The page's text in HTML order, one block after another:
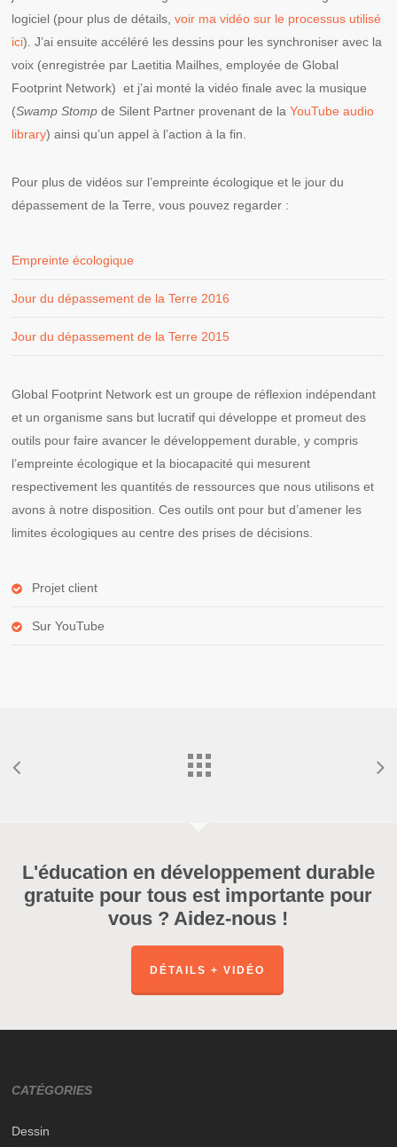
logiciel (pour plus de détails,voir ma vidéo sur le processus utilisé
ici). J’ai ensuite accéléré les dessins pour les synchroniser avec la
voix (enregistrée par Laetitia Mailhes, employée de Global
Footprint Network) et j’ai monté la vidéo finale avec la musique
(Swamp Stomp de Silent Partner provenant de laYouTube audio
library) ainsi qu’un appel à l’action à la fin.
Pour plus de vidéos sur l’empreinte écologique et le jour du
dépassement de la Terre, vous pouvez regarder :
Empreinte écologique
Jour du dépassement de la Terre 2016
Jour du dépassement de la Terre 2015
Global Footprint Network est un groupe de réflexion indépendant
et un organisme sans but lucratif qui développe et promeut des
outils pour faire avancer le développement durable, y compris
l’empreinte écologique et la biocapacité qui mesurent
respectivement les quantités de ressources que nous utilisons et
avons à notre disposition. Ces outils ont pour but d’amener les
limites écologiques au centre des prises de décisions.
Projet client
Sur YouTube
L'éducation en développement durable
gratuite pour tous est importante pour
vous ? Aidez-nous !
DÉTAILS + VIDÉO
CATÉGORIES
Dessin